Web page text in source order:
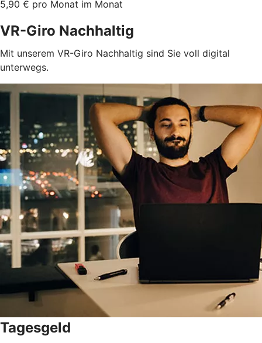
5,90 € pro Monat im Monat
VR-Giro Nachhaltig
Mit unserem VR-Giro Nachhaltig sind Sie voll digital
unterwegs.
Tagesgeld